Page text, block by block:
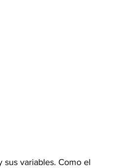
variables. Como el